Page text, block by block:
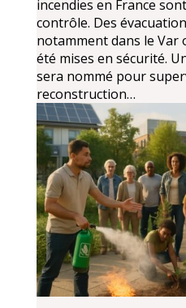
incendies en France
contrôle. Des
notamment dans le Var
été mises en sécurité.
sera nommé pour
reconstruction…